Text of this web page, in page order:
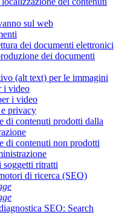
sul web
dei documenti elettronici
dei documenti
(alt text) per le immagini
i video
i video
privacy
di contenuti prodotti dalla
di contenuti non prodotti
soggetti ritratti
di ricerca (SEO)
SEO: Search